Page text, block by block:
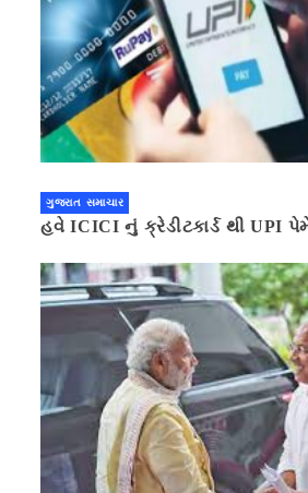
ગુજરાત સમાચાર
હવે ICICI નું ક્રેડીટકાર્ડ થી UPI